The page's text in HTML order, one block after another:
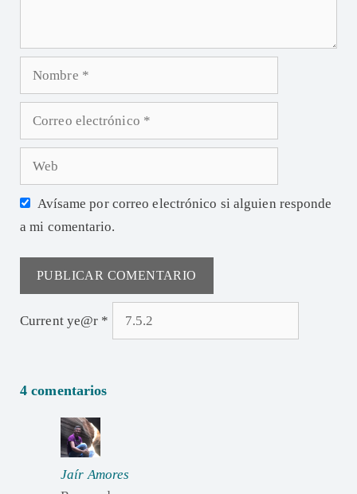
Avísame por correo electrónico si alguien responde
a mi comentario.
Current ye@r *
4 comentarios
Jaír Amores